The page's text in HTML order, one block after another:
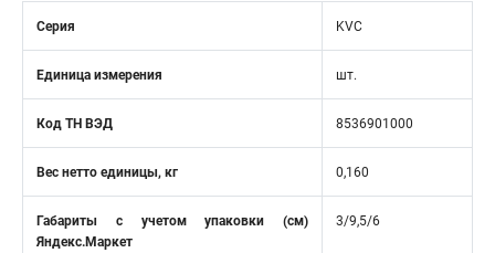
Серия KVC
Единица измерения шт.
Код ТН ВЭД 8536901000
Вес нетто единицы, кг 0,160
Габариты с учетом упаковки (см)
Яндекс.Маркет
3/9,5/6